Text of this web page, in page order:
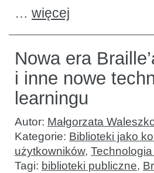
… więcej
Nowa era
i inne nowe
learningu
Autor: Małgorzata
Kategorie: Biblioteki jako
użytkowników,
Tagi: biblioteki publiczne,